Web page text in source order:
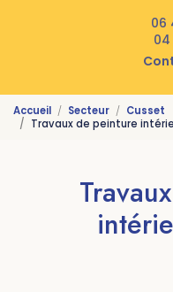
06
04
Accueil Secteur
Cusset
Travaux de peinture